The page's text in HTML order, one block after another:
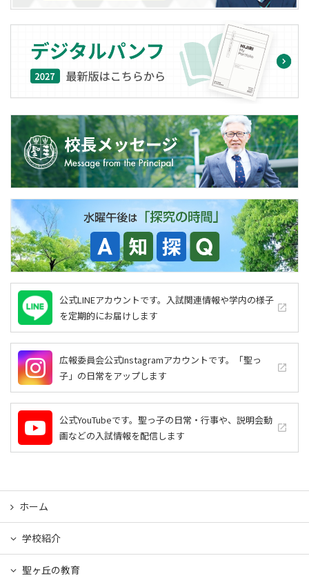
公式LINEアカウントです。入試関連情報や学内の様子
を定期的にお届けします
launch
広報委員会公式Instagramアカウントです。「聖っ
子」の日常をアップします
launch
公式YouTubeです。聖っ子の日常・行事や、説明会動
画などの入試情報を配信します
launch
ホーム
学校紹介
聖ヶ丘の教育